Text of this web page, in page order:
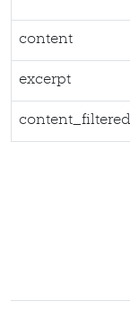
content
excerpt
content_filtered